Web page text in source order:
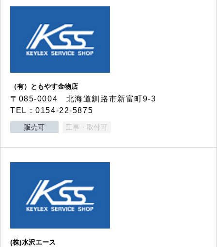
（有）ともやす金物店
〒085-0004 北海道釧路市新富町9-3
TEL：0154-22-5875
販売可 工事・取付可
(株)水沢エース